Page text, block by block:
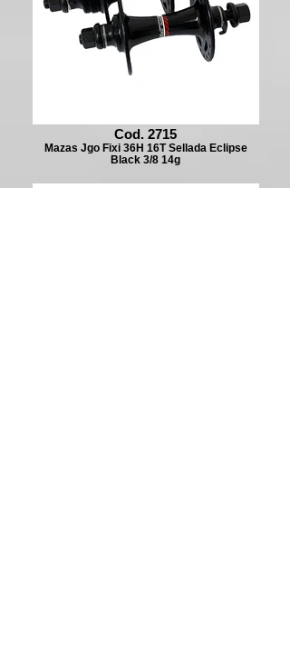
Cod. 2715
Mazas Jgo Fixi 36H 16T Sellada Eclipse
Black 3/8 14g